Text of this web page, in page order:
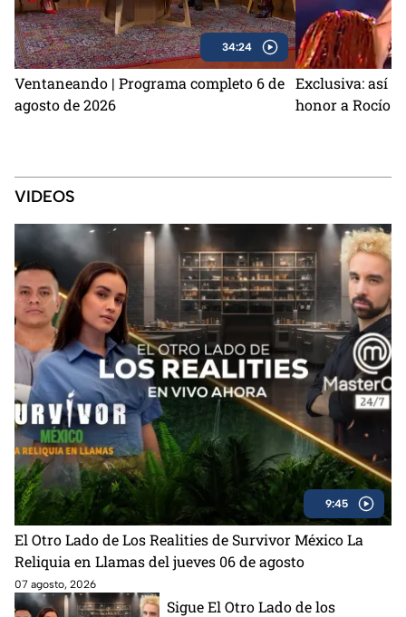
34:24
Ventaneando | Programa completo 6 de
agosto de 2026
Exclusiva: así
honor a Rocío
VIDEOS
9:45
El Otro Lado de Los Realities de Survivor México La
Reliquia en Llamas del jueves 06 de agosto
07 agosto, 2026
Sigue El Otro Lado de los